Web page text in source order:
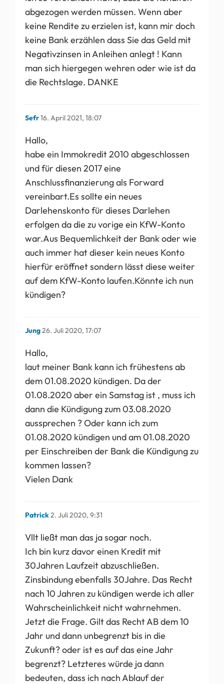
abgezogen werden müssen. Wenn aber
keine Rendite zu erzielen ist, kann mir doch
keine Bank erzählen dass Sie das Geld mit
Negativzinsen in Anleihen anlegt ! Kann
man sich hiergegen wehren oder wie ist da
die Rechtslage. DANKE
Sefr16. April 2021, 18:07
Hallo,
habe ein Immokredit 2010 abgeschlossen
und für diesen 2017 eine
Anschlussfinanzierung als Forward
vereinbart.Es sollte ein neues
Darlehenskonto für dieses Darlehen
erfolgen da die zu vorige ein KfW-Konto
war.Aus Bequemlichkeit der Bank oder wie
auch immer hat dieser kein neues Konto
hierfür eröffnet sondern lässt diese weiter
auf dem KfW-Konto laufen.Könnte ich nun
kündigen?
Jung26. Juli 2020, 17:07
Hallo,
laut meiner Bank kann ich frühestens ab
dem 01.08.2020 kündigen. Da der
01.08.2020 aber ein Samstag ist , muss ich
dann die Kündigung zum 03.08.2020
aussprechen ? Oder kann ich zum
01.08.2020 kündigen und am 01.08.2020
per Einschreiben der Bank die Kündigung zu
kommen lassen?
Vielen Dank
Patrick2. Juli 2020, 9:31
Vllt ließt man das ja sogar noch.
Ich bin kurz davor einen Kredit mit
30Jahren Laufzeit abzuschließen.
Zinsbindung ebenfalls 30Jahre. Das Recht
nach 10 Jahren zu kündigen werde ich aller
Wahrscheinlichkeit nicht wahrnehmen.
Jetzt die Frage. Gilt das Recht AB dem 10
Jahr und dann unbegrenzt bis in die
Zukunft? oder ist es auf das eine Jahr
begrenzt? Letzteres würde ja dann
bedeuten, dass ich nach Ablauf der